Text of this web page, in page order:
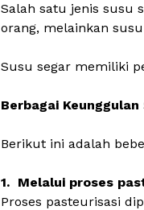
Salah satu jenis susu
orang, melainkan
Susu segar memiliki
Berbagai
Berikut ini adalah
1. Melalui proses
Proses pasteurisasi